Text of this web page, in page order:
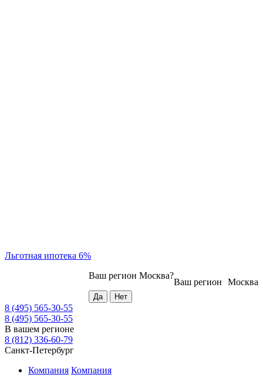
Льготная ипотека 6%
Москва
Ваш регион
Ваш регион Москва?
8 (495) 565-30-55
8 (495) 565-30-55
В вашем регионе
8 (812) 336-60-79
Санкт-Петербург
Компания Компания